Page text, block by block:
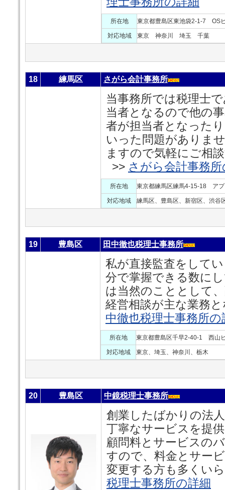
所在地 東京都豊島区東池袋2-1-7 OS
対応地域 東京 神奈川 埼玉 千葉
18 練馬区 さがら会計事務所
当事務所では税理士
当者となるので他の
者が担当者となった
いった問題がありま
ますので気軽にご相
>> さがら会計事務
所在地 東京都練馬区練馬4-15-18 ア
対応地域 練馬区、豊島区、新宿区、渋谷
19 豊島区 田中徹也税理士事務所
私が直接監査をして
分で掌握できる数に
は当然のこととして
経営相談が主な業務
中徹也税理士事務所の
所在地 東京都豊島区千早2-40-1 西山
対応地域 東京、埼玉、神奈川、栃木
20 豊島区 中鏡税理士事務所
創業したばかりの法
丁寧なサービスを提
顧問料とサービスの
すので、料金とサー
変更する方も多くい
税理士事務所の詳細